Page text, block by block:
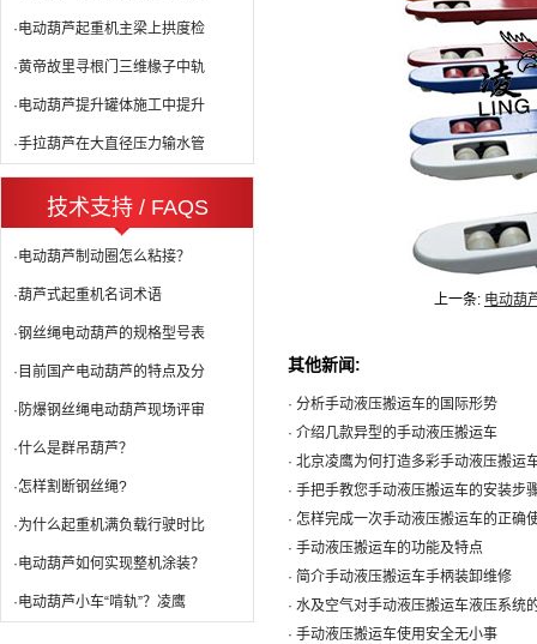
·电动葫芦起重机主梁上拱度检
·黄帝故里寻根门三维椽子中轨
·电动葫芦提升罐体施工中提升
·手拉葫芦在大直径压力输水管
技术支持 / FAQS
·电动葫芦制动圈怎么粘接？
·葫芦式起重机名词术语
·钢丝绳电动葫芦的规格型号表
·目前国产电动葫芦的特点及分
·防爆钢丝绳电动葫芦现场评审
·什么是群吊葫芦？
·怎样割断钢丝绳?
·为什么起重机满负载行驶时比
·电动葫芦如何实现整机涂装？
·电动葫芦小车“啃轨”？凌鹰
上一条: 电动葫
其他新闻:
· 分析手动液压搬运车的国际形势
· 介绍几款异型的手动液压搬运车
· 北京凌鹰为何打造多彩手动液压搬运
· 手把手教您手动液压搬运车的安装步
· 怎样完成一次手动液压搬运车的正确
· 手动液压搬运车的功能及特点
· 简介手动液压搬运车手柄装卸维修
· 水及空气对手动液压搬运车液压系统
· 手动液压搬运车使用安全无小事